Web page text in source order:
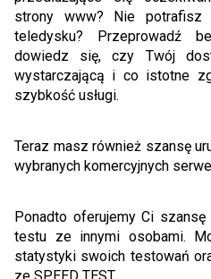
strony www? Nie potrafisz
teledysku? Przeprowadź
dowiedz się, czy Twój
wystarczającą i co istotne
szybkość usługi.
Teraz masz również szansę
wybranych komercyjnych
Ponadto oferujemy Ci
testu ze innymi osobami.
statystyki swoich testowań